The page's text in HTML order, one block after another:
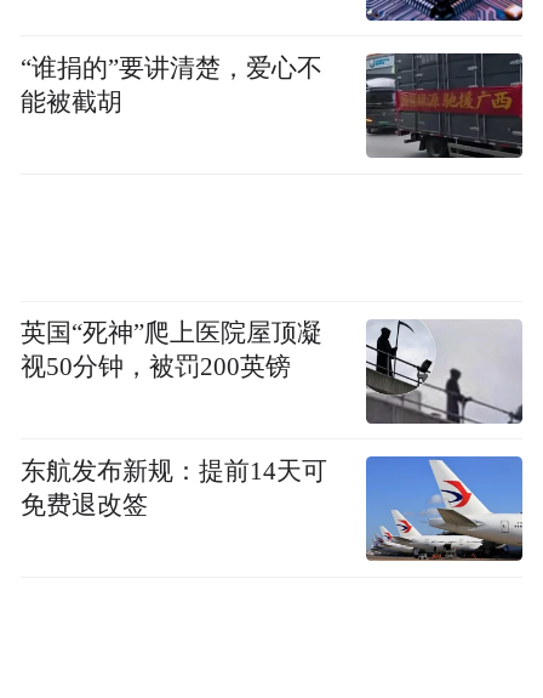
感谢各位对凤凰网和行动者联盟的厚爱，愿
我们能够早日线下相会，再与君议当下，话
将来！
by the user of Dafeng Hao, which is a social media
platform and merely provides information storage
space services.”
“谁捐的”要讲清楚，爱心不
能被截胡
英国“死神”爬上医院屋顶凝
视50分钟，被罚200英镑
东航发布新规：提前14天可
免费退改签